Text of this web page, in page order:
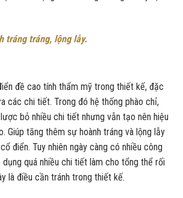
tráng tráng, lộng lẫy.
đề cao tính thẩm mỹ trong thiết kế, đặc
các chi tiết. Trong đó hệ thống phào chỉ,
bỏ nhiều chi tiết nhưng vẫn tạo nên hiệu
Giúp tăng thêm sự hoành tráng và lộng lẫy
điển. Tuy nhiên ngày càng có nhiều công
quá nhiều chi tiết làm cho tổng thể rối
là điều cần tránh trong thiết kế.